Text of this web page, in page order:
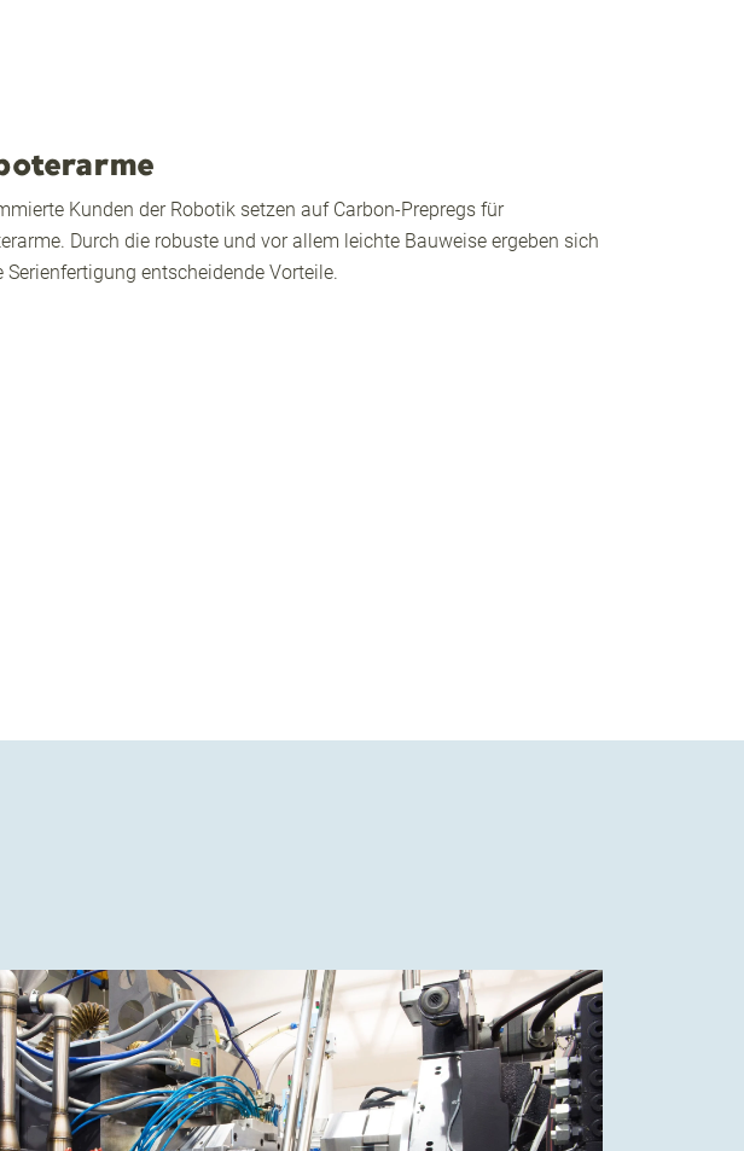
Kunden der Robotik setzen auf Carbon-Prepregs für
Durch die robuste und vor allem leichte Bauweise ergeben sich
Serienfertigung entscheidende Vorteile.